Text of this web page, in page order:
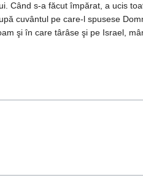
Când s-a făcut împărat, a ucis
cuvântul pe care-l spusese
şi în care târâse şi pe Israel,